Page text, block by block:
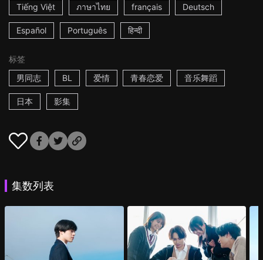
Tiếng Việt ภาษาไทย français Deutsch
Español Português हिन्दी
标签
男同志
BL 爱情 青春恋爱 音乐舞蹈
日本 影集
集数列表